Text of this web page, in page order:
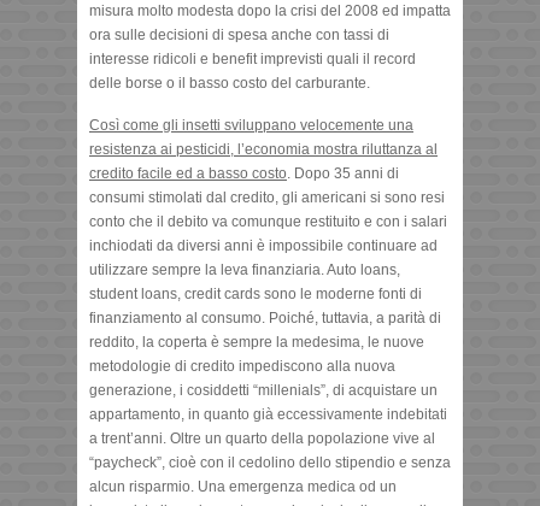
misura molto modesta dopo la crisi del 2008 ed impatta
ora sulle decisioni di spesa anche con tassi di
interesse ridicoli e benefit imprevisti quali il record
delle borse o il basso costo del carburante.
Così come gli insetti sviluppano velocemente una
resistenza ai pesticidi, l’economia mostra riluttanza al
credito facile ed a basso costo . Dopo 35 anni di
consumi stimolati dal credito, gli americani si sono resi
conto che il debito va comunque restituito e con i salari
inchiodati da diversi anni è impossibile continuare ad
utilizzare sempre la leva finanziaria. Auto loans,
student loans, credit cards sono le moderne fonti di
finanziamento al consumo. Poiché, tuttavia, a parità di
reddito, la coperta è sempre la medesima, le nuove
metodologie di credito impediscono alla nuova
generazione, i cosiddetti “millenials”, di acquistare un
appartamento, in quanto già eccessivamente indebitati
a trent’anni. Oltre un quarto della popolazione vive al
“paycheck”, cioè con il cedolino dello stipendio e senza
alcun risparmio. Una emergenza medica od un